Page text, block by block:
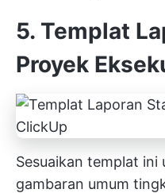
5. Templat
Proyek
Sesuaikan templat ini
gambaran umum